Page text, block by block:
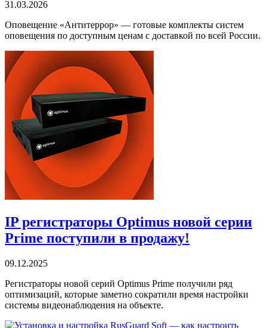
31.03.2026
Оповещение «Антитеррор» — готовые комплекты систем
оповещения по доступным ценам с доставкой по всей России.
IP регистраторы Optimus новой серии
Prime поступили в продажу!
09.12.2025
Регистраторы новой серий Optimus Prime получили ряд
оптимизаций, которые заметно сократили время настройки
системы видеонаблюдения на объекте.